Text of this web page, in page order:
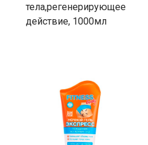
тела,регенерирующее
действие, 1000мл